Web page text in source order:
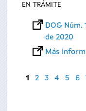
EN TRÁMITE
DOG Núm.
de 2020
Más
Páginas
1 2 3 4 5 6